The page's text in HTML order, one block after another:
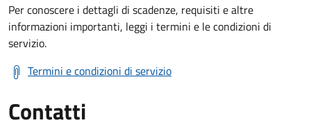
Per conoscere i dettagli di scadenze, requisiti e altre
informazioni importanti, leggi i termini e le condizioni di
servizio.
Termini e condizioni di servizio
Contatti